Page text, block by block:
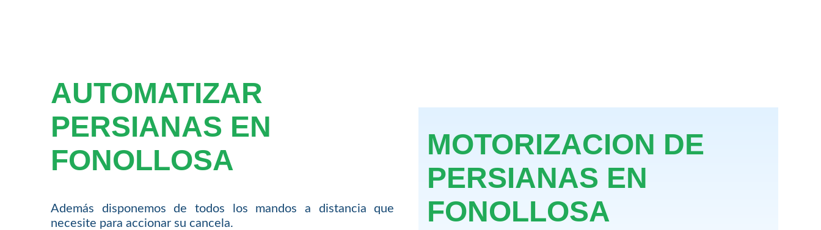
AUTOMATIZAR
PERSIANAS EN
FONOLLOSA
Además disponemos de todos los mandos a distancia que
necesite para accionar su cancela.
MOTORIZACION DE
PERSIANAS EN
FONOLLOSA